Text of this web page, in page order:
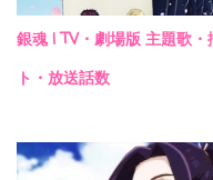
銀魂 | TV・劇場版 主題歌
ト・放送話数